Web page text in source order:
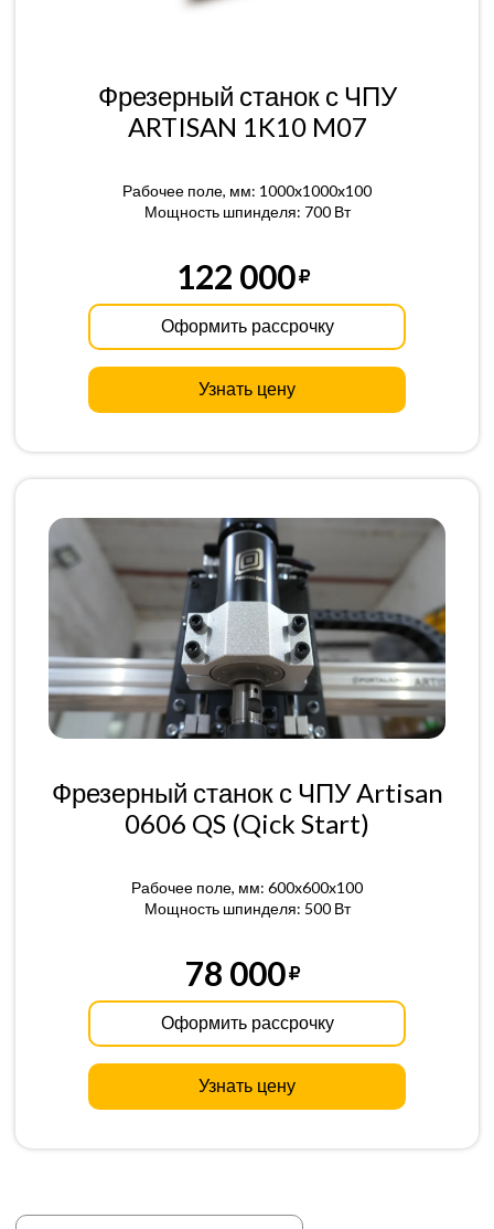
Фрезерный станок с ЧПУ
ARTISAN 1K10 M07
Рабочее поле, мм: 1000x1000x100
Мощность шпинделя: 700 Вт
122 000
Оформить рассрочку
Узнать цену
Фрезерный станок с ЧПУ Artisan
0606 QS (Qick Start)
Рабочее поле, мм: 600x600x100
Мощность шпинделя: 500 Вт
78 000
Оформить рассрочку
Узнать цену